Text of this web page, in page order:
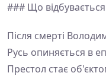
### Що
Після смерті
Русь опиняється в
Престол стає